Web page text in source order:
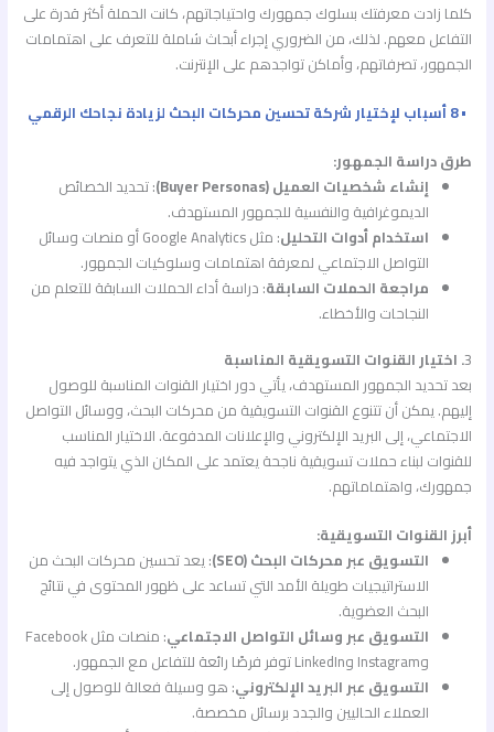
كلما زادت معرفتك بسلوك جمهورك واحتياجاتهم، كانت الحملة أكثر قدرة على
التفاعل معهم. لذلك، من الضروري إجراء أبحاث شاملة للتعرف على اهتمامات
الجمهور، تصرفاتهم، وأماكن تواجدهم على الإنترنت.
• 8 أسباب لإختيار شركة تحسين محركات البحث لزيادة نجاحك الرقمي
طرق دراسة الجمهور:
إنشاء شخصيات العميل (Buyer Personas)
: تحديد الخصائص
الديموغرافية والنفسية للجمهور المستهدف.
استخدام أدوات التحليل
: مثل Google Analytics أو منصات وسائل
التواصل الاجتماعي لمعرفة اهتمامات وسلوكيات الجمهور.
مراجعة الحملات السابقة: دراسة أداء الحملات السابقة للتعلم من
النجاحات والأخطاء.
3. اختيار القنوات التسويقية المناسبة
بعد تحديد الجمهور المستهدف، يأتي دور اختيار القنوات المناسبة للوصول
إليهم. يمكن أن تتنوع القنوات التسويقية من محركات البحث، ووسائل التواصل
الاجتماعي، إلى البريد الإلكتروني والإعلانات المدفوعة. الاختيار المناسب
للقنوات لبناء حملات تسويقية ناجحة يعتمد على المكان الذي يتواجد فيه
جمهورك، واهتماماتهم.
أبرز القنوات التسويقية:
التسويق عبر محركات البحث (SEO)
: يعد تحسين محركات البحث من
الاستراتيجيات طويلة الأمد التي تساعد على ظهور المحتوى في نتائج
البحث العضوية.
التسويق عبر وسائل التواصل الاجتماعي
: منصات مثل Facebook
وInstagram وLinkedIn توفر فرصًا رائعة للتفاعل مع الجمهور.
التسويق عبر البريد الإلكتروني: هو وسيلة فعالة للوصول إلى
العملاء الحاليين والجدد برسائل مخصصة.